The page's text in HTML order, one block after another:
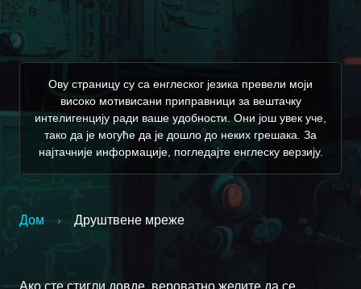
Ову страницу су са енглеског језика превели моји
високо мотивисани приправници за вештачку
интелигенцију ради ваше удобности. Они још увек уче,
тако да је могуће да је дошло до неких грешака. За
најтачније информације, погледајте енглеску верзију.
Дом › Друштвене мреже
Ако сте стигли довде, вероватно желите да се